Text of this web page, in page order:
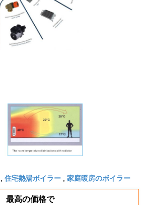
, 住宅熱湯ボイラー , 家庭暖房のボイラー
最高の価格で